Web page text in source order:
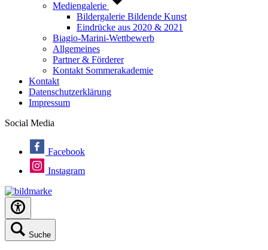
Mediengalerie
Bildergalerie Bildende Kunst
Eindrücke aus 2020 & 2021
Biagio-Marini-Wettbewerb
Allgemeines
Partner & Förderer
Kontakt Sommerakademie
Kontakt
Datenschutzerklärung
Impressum
Social Media
Facebook
Instagram
Suche